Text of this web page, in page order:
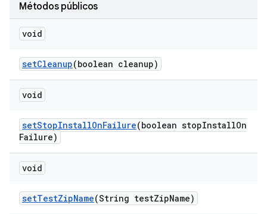
Métodos públicos
void
setCleanup(boolean cleanup)
void
setStopInstallOnFailure(boolean stopInstallOn
Failure)
void
setTestZipName(String testZipName)